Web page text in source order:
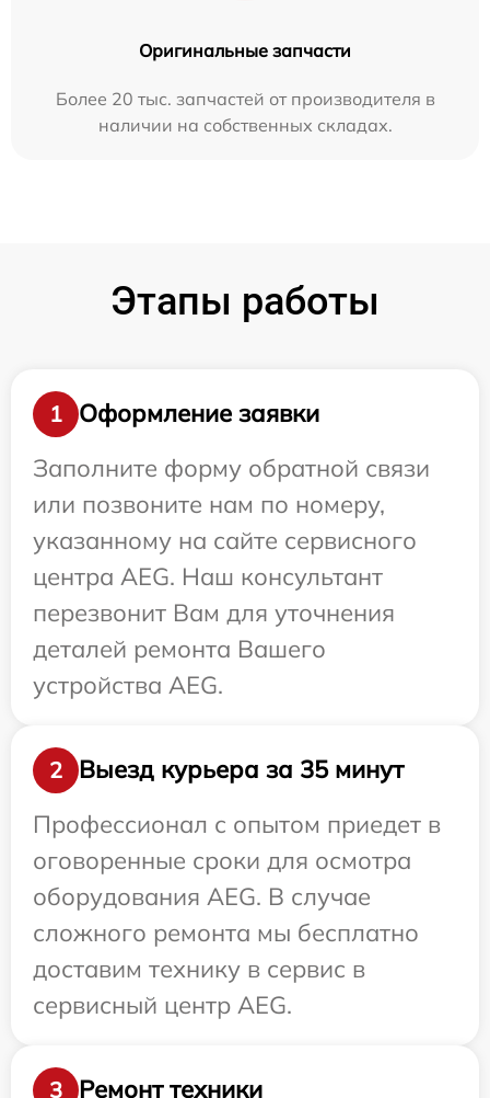
Оригинальные запчасти
Более 20 тыс. запчастей от производителя в
наличии на собственных складах.
Этапы работы
1
Оформление заявки
Заполните форму обратной связи
или позвоните нам по номеру,
указанному на сайте сервисного
центра AEG. Наш консультант
перезвонит Вам для уточнения
деталей ремонта Вашего
устройства AEG.
2
Выезд курьера за 35 минут
Профессионал с опытом приедет в
оговоренные сроки для осмотра
оборудования AEG. В случае
сложного ремонта мы бесплатно
доставим технику в сервис в
сервисный центр AEG.
3 Ремонт техники